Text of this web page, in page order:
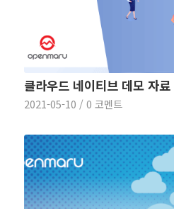
클라우드 네이티브 데모 자
2021-05-10 / 0 코멘트